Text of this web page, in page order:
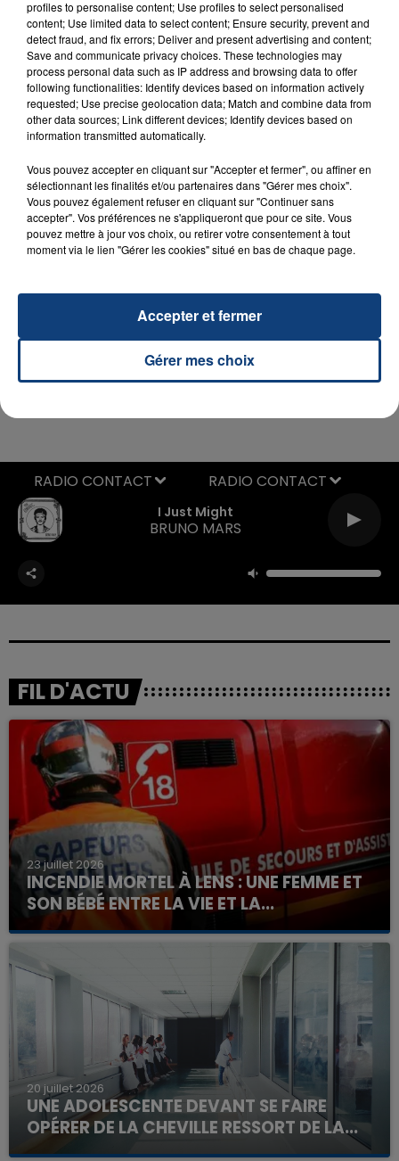
le compte Twitter Ametis info.
Photo : Courrier Picard
I Just Might
BRUNO MARS
RADIO CONTACT
FIL D'ACTU
23 juillet 2026
INCENDIE MORTEL À LENS : UNE FEMME ET
SON BÉBÉ ENTRE LA VIE ET LA...
Un homme s'est immolé par le feu après avoir
aspergé sa compagne et leur bébé de trois mois
d'un liquide inflammable.
20 juillet 2026
UNE ADOLESCENTE DEVANT SE FAIRE
OPÉRER DE LA CHEVILLE RESSORT DE LA...
La famille a porté plainte contre la clinique qui a
profiles to personalise content; Use profiles to select personalised
content; Use limited data to select content; Ensure security, prevent and
detect fraud, and fix errors; Deliver and present advertising and content;
Save and communicate privacy choices. These technologies may
process personal data such as IP address and browsing data to offer
following functionalities: Identify devices based on information actively
requested; Use precise geolocation data; Match and combine data from
other data sources; Link different devices; Identify devices based on
information transmitted automatically.
Vous pouvez accepter en cliquant sur "Accepter et fermer", ou affiner en
sélectionnant les finalités et/ou partenaires dans "Gérer mes choix".
Vous pouvez également refuser en cliquant sur "Continuer sans
accepter". Vos préférences ne s'appliqueront que pour ce site. Vous
pouvez mettre à jour vos choix, ou retirer votre consentement à tout
moment via le lien "Gérer les cookies" situé en bas de chaque page.
Gérer mes choix
Accepter et fermer